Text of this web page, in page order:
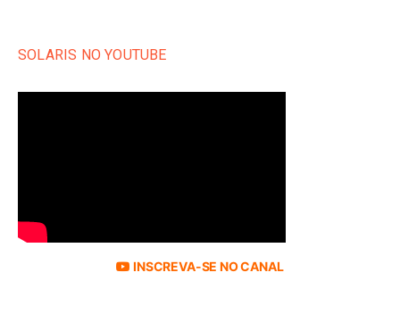
SOLARIS NO YOUTUBE
INSCREVA-SE NO CANAL